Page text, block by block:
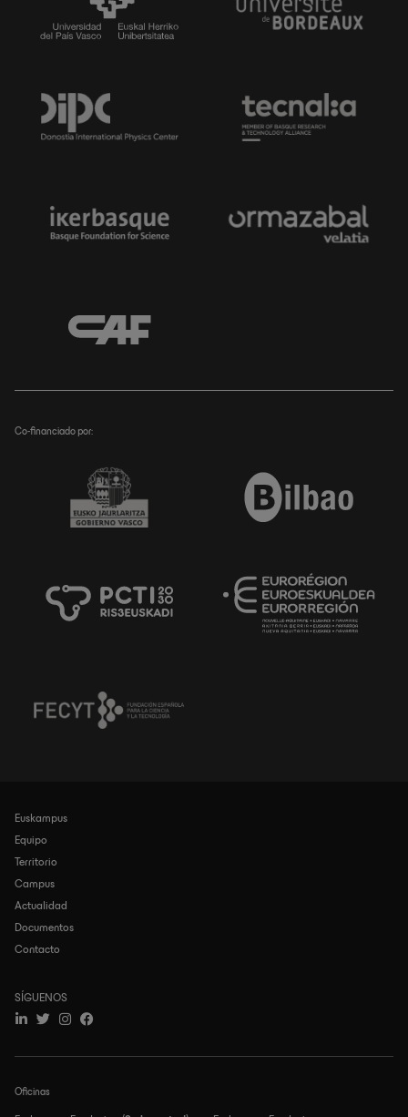
Co-financiado por:
Navegación
principal
Euskampus
Equipo
Territorio
Campus
Actualidad
Documentos
Contacto
Oficinas
SÍGUENOS